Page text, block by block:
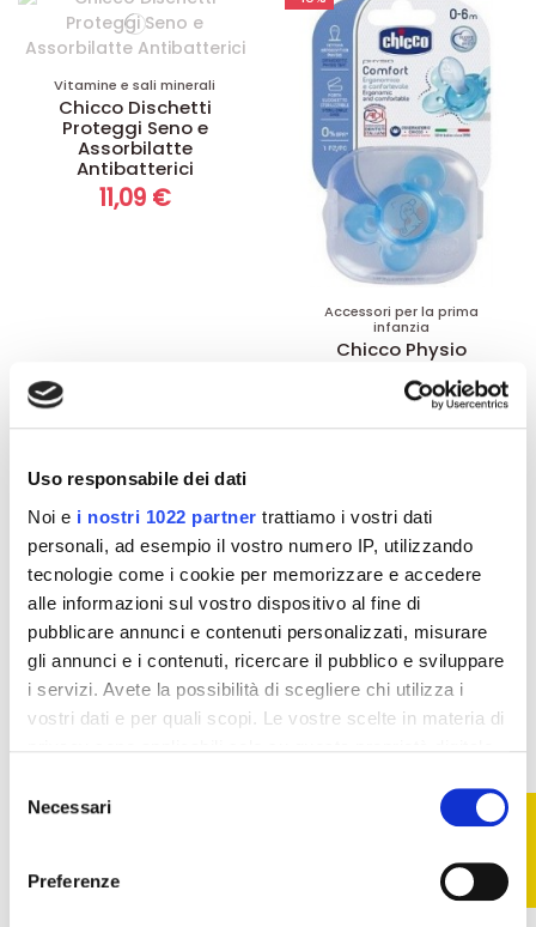
Uso responsabile dei dati
Noi e i nostri 1022 partner trattiamo i vostri dati
personali, ad esempio il vostro numero IP, utilizzando
tecnologie come i cookie per memorizzare e accedere
alle informazioni sul vostro dispositivo al fine di
pubblicare annunci e contenuti personalizzati, misurare
gli annunci e i contenuti, ricercare il pubblico e sviluppare
i servizi. Avete la possibilità di scegliere chi utilizza i
vostri dati e per quali scopi. Le vostre scelte in materia di
modificare o revocare il proprio consenso in qualsiasi
momento dalla Dichiarazione sui cookie o facendo clic
delNecessari
Preferenze
Vitamine e sali minerali
Chicco Dischetti
Proteggi Seno e
Assorbilatte
Antibatterici
11,09 €
carrello
Accessori per la prima
infanzia
Chicco Physio
0-6 mesi
8,90 €
Ogni ordine viene elaborato in tempi brevissimi e
FILTRO